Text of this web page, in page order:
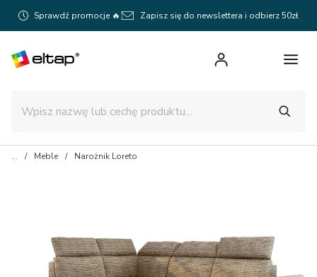
Sprawdź promocje 🔥 Zapisz się do newslettera i odbierz 50zł
Meble Narożnik Loreto